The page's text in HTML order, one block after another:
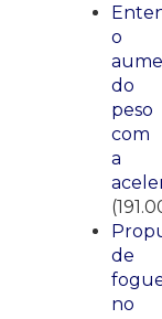
o
do
peso
com
a
de
no